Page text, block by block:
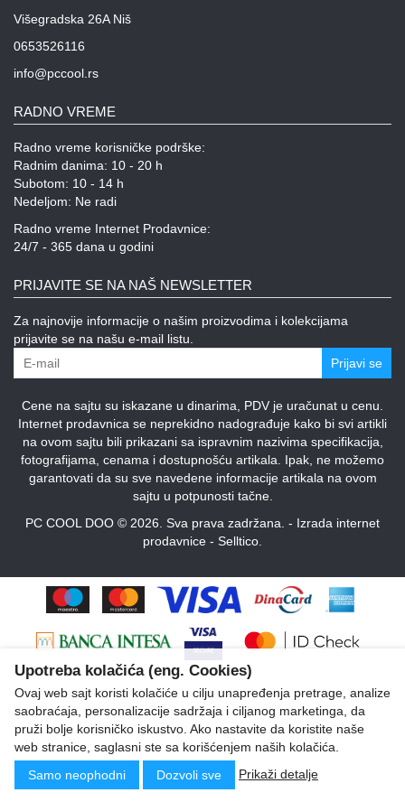
Višegradska 26A Niš
0653526116
info@pccool.rs
RADNO VREME
Radno vreme korisničke podrške:
Radnim danima: 10 - 20 h
Subotom: 10 - 14 h
Nedeljom: Ne radi
Radno vreme Internet Prodavnice:
24/7 - 365 dana u godini
PRIJAVITE SE NA NAŠ NEWSLETTER
Za najnovije informacije o našim proizvodima i kolekcijama
prijavite se na našu e-mail listu.
Prijavi se
Cene na sajtu su iskazane u dinarima, PDV je uračunat u cenu.
Internet prodavnica se neprekidno nadograđuje kako bi svi artikli
na ovom sajtu bili prikazani sa ispravnim nazivima specifikacija,
fotografijama, cenama i dostupnošću artikala. Ipak, ne možemo
garantovati da su sve navedene informacije artikala na ovom
sajtu u potpunosti tačne.
PC COOL DOO © 2026. Sva prava zadržana. - Izrada internet
prodavnice - Selltico.
Upotreba kolačića (eng. Cookies)
Ovaj web sajt koristi kolačiće u cilju unapređenja pretrage, analize
saobraćaja, personalizacije sadržaja i ciljanog marketinga, da
pruži bolje korisničko iskustvo. Ako nastavite da koristite naše
web stranice, saglasni ste sa korišćenjem naših kolačića.
Samo neophodni
Dozvoli sve Prikaži detalje